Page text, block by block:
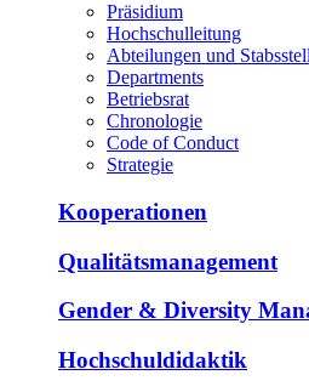
Präsidium
Hochschulleitung
Abteilungen und
Departments
Betriebsrat
Chronologie
Code of Conduct
Strategie
Kooperationen
Qualitätsmanagement
Gender & Diversity
Hochschuldidaktik